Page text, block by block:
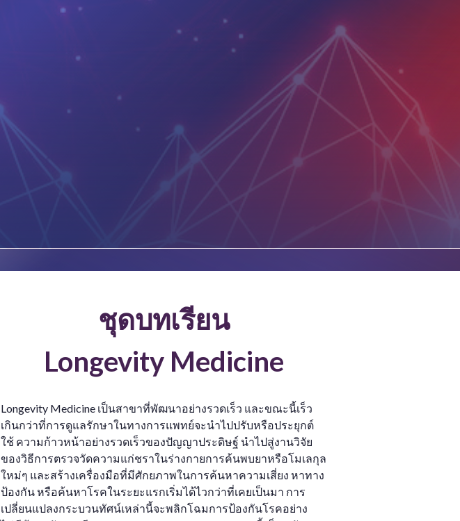
ชุดบทเรียน
Longevity Medicine
Longevity Medicine เป็นสาขาที่พัฒนาอย่างรวดเร็ว และขณะนี้เร็ว
เกินกว่าที่การดูแลรักษาในทางการแพทย์จะนำไปปรับหรือประยุกต์
ใช้ ความก้าวหน้าอย่างรวดเร็วของปัญญาประดิษฐ์ นำไปสู่งานวิจัย
ของวิธีการตรวจวัดความแก่ชราในร่างกายการค้นพบยาหรือโมเลกุล
ใหม่ๆ และสร้างเครื่องมือที่มีศักยภาพในการค้นหาความเสี่ยง หาทาง
ป้องกัน หรือค้นหาโรคในระยะแรกเริ่มได้ไวกว่าที่เคยเป็นมา การ
เปลี่ยนแปลงกระบวนทัศน์เหล่านี้จะพลิกโฉมการป้องกันโรคอย่าง